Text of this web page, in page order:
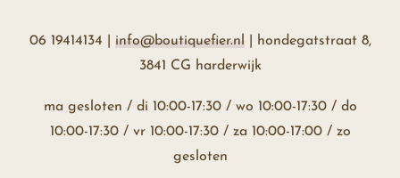
06 19414134 | info@boutiquefier.nl | hondegatstraat 8,
3841 CG harderwijk
ma gesloten / di 10:00-17:30 / wo 10:00-17:30 / do
10:00-17:30 / vr 10:00-17:30 / za 10:00-17:00 / zo
gesloten